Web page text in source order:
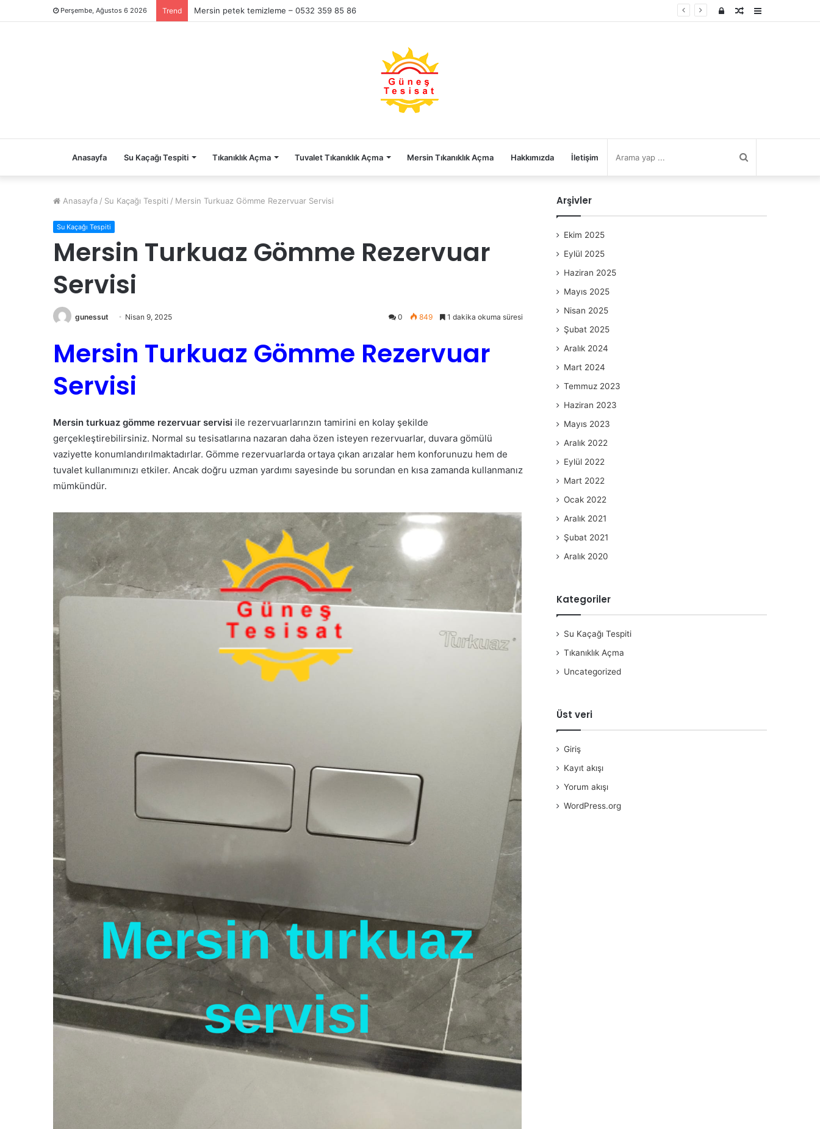
Perşembe, Ağustos 6 2026 Trend Mersin petek temizleme – 0532 359 85 86 Rastgele
Kayıt
Anasayfa Su Kaçağı Tespiti Tıkanıklık Açma Tuvalet Tıkanıklık Açma Mersin Tıkanıklık Açma Hakkımızda İletişim
Anasayfa / Su Kaçağı Tespiti / Mersin Turkuaz Gömme Rezervuar Servisi
Su Kaçağı Tespiti
Mersin Turkuaz Gömme Rezervuar
Servisi
gunessut Nisan 9, 2025 0 849 1 dakika okuma süresi
Mersin Turkuaz Gömme Rezervuar
Servisi
Mersin turkuaz gömme rezervuar servisi ile rezervuarlarınzın tamirini en kolay şekilde
gerçekleştirebilirsiniz. Normal su tesisatlarına nazaran daha özen isteyen rezervuarlar, duvara gömülü
vaziyette konumlandırılmaktadırlar. Gömme rezervuarlarda ortaya çıkan arızalar hem konforunuzu hem de
tuvalet kullanımınızı etkiler. Ancak doğru uzman yardımı sayesinde bu sorundan en kısa zamanda kullanmanız
mümkündür.
Arşivler
Ekim 2025
Eylül 2025
Haziran 2025
Mayıs 2025
Nisan 2025
Şubat 2025
Aralık 2024
Mart 2024
Temmuz 2023
Haziran 2023
Mayıs 2023
Aralık 2022
Eylül 2022
Mart 2022
Ocak 2022
Aralık 2021
Şubat 2021
Aralık 2020
Kategoriler
Su Kaçağı Tespiti
Tıkanıklık Açma
Uncategorized
Üst veri
Giriş
Kayıt akışı
Yorum akışı
WordPress.org